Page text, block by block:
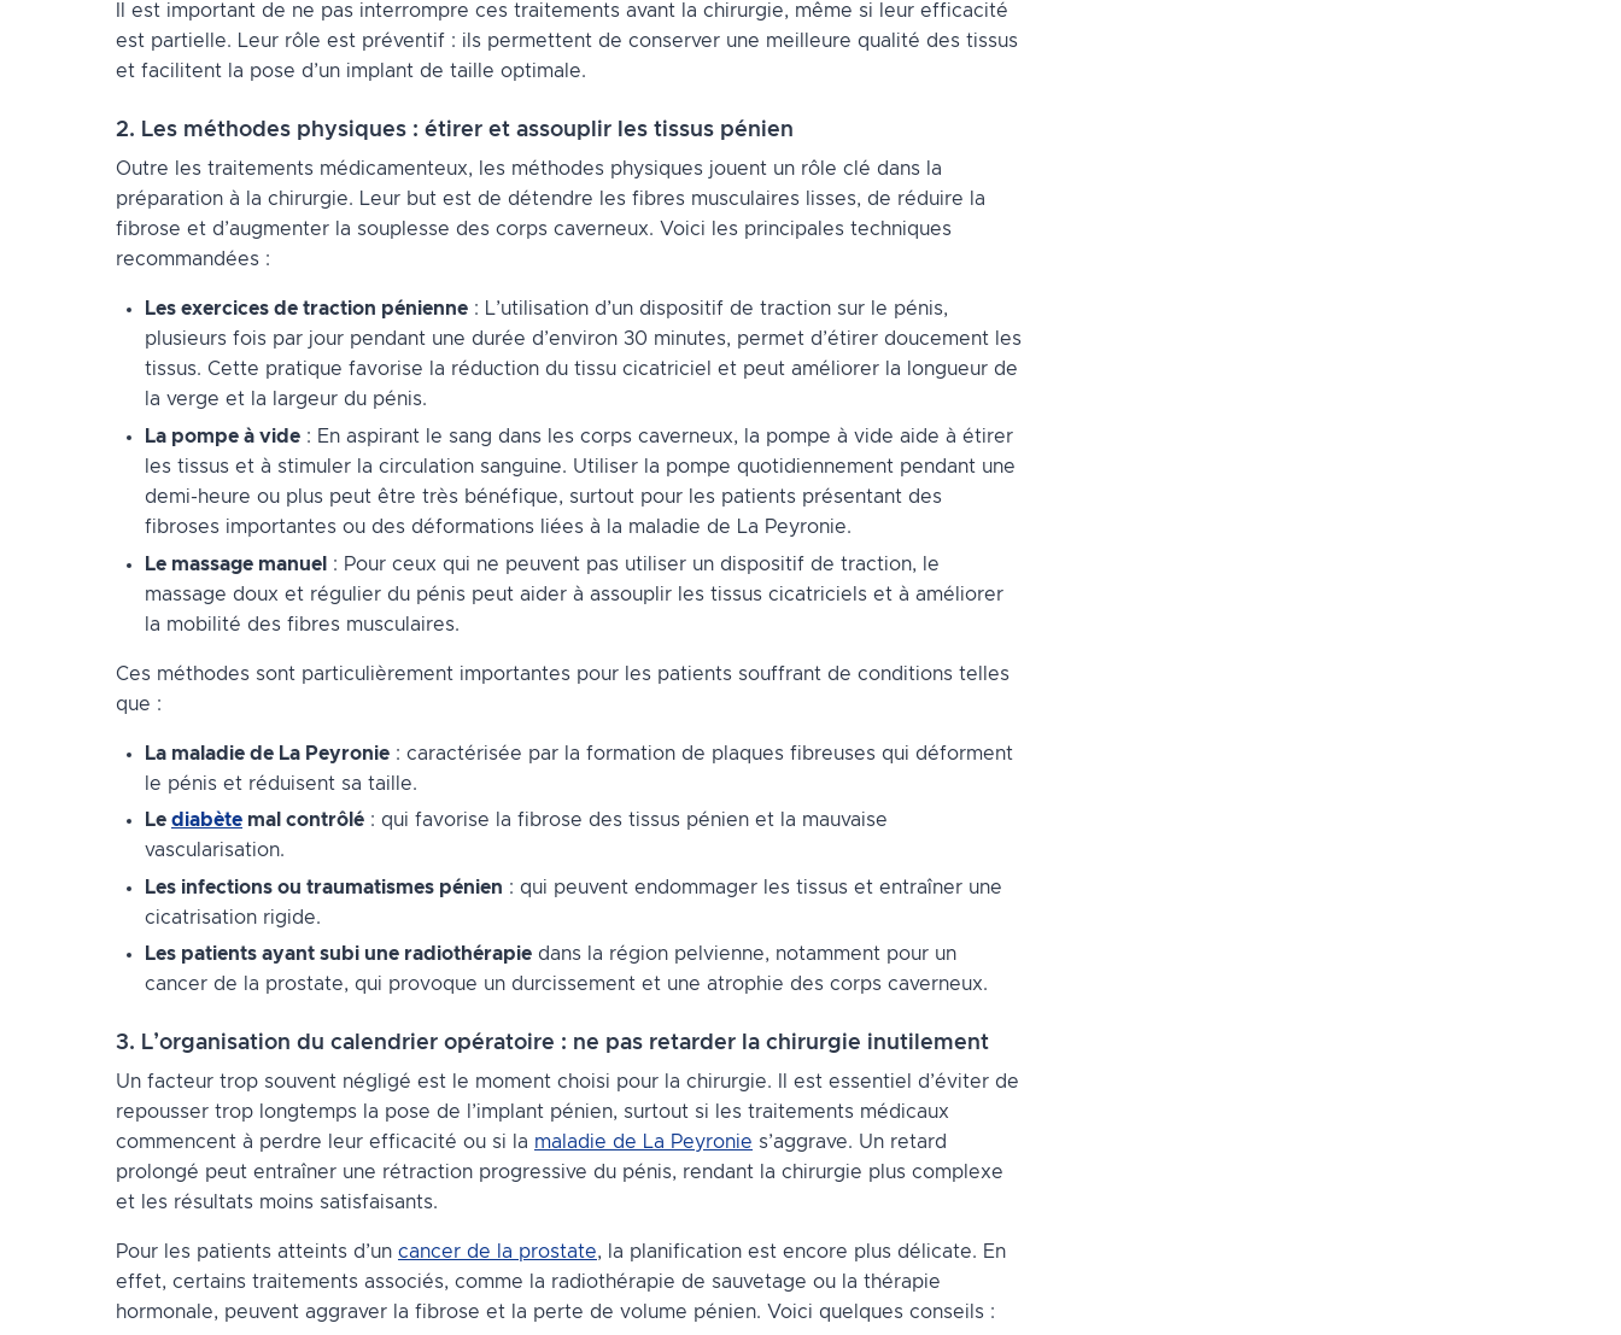
Il est important de ne pas interrompre ces traitements avant la chirurgie, même si leur efficacité
est partielle. Leur rôle est préventif : ils permettent de conserver une meilleure qualité des tissus
et facilitent la pose d’un implant de taille optimale.
2. Les méthodes physiques : étirer et assouplir les tissus pénien
Outre les traitements médicamenteux, les méthodes physiques jouent un rôle clé dans la
préparation à la chirurgie. Leur but est de détendre les fibres musculaires lisses, de réduire la
fibrose et d’augmenter la souplesse des corps caverneux. Voici les principales techniques
recommandées :
Les exercices de traction pénienne : L’utilisation d’un dispositif de traction sur le pénis,
plusieurs fois par jour pendant une durée d’environ 30 minutes, permet d’étirer doucement les
tissus. Cette pratique favorise la réduction du tissu cicatriciel et peut améliorer la longueur de
la verge et la largeur du pénis.
La pompe à vide : En aspirant le sang dans les corps caverneux, la pompe à vide aide à étirer
les tissus et à stimuler la circulation sanguine. Utiliser la pompe quotidiennement pendant une
demi-heure ou plus peut être très bénéfique, surtout pour les patients présentant des
fibroses importantes ou des déformations liées à la maladie de La Peyronie.
Le massage manuel
: Pour ceux qui ne peuvent pas utiliser un dispositif de traction, le
massage doux et régulier du pénis peut aider à assouplir les tissus cicatriciels et à améliorer
la mobilité des fibres musculaires.
Ces méthodes sont particulièrement importantes pour les patients souffrant de conditions telles
que :
La maladie de La Peyronie : caractérisée par la formation de plaques fibreuses qui déforment
le pénis et réduisent sa taille.
Le diabète mal contrôlé : qui favorise la fibrose des tissus pénien et la mauvaise
vascularisation.
Les infections ou traumatismes pénien : qui peuvent endommager les tissus et entraîner une
cicatrisation rigide.
Les patients ayant subi une radiothérapie dans la région pelvienne, notamment pour un
cancer de la prostate, qui provoque un durcissement et une atrophie des corps caverneux.
3. L’organisation du calendrier opératoire : ne pas retarder la chirurgie inutilement
Un facteur trop souvent négligé est le moment choisi pour la chirurgie. Il est essentiel d’éviter de
repousser trop longtemps la pose de l’implant pénien, surtout si les traitements médicaux
commencent à perdre leur efficacité ou si la maladie de La Peyronie s’aggrave. Un retard
prolongé peut entraîner une rétraction progressive du pénis, rendant la chirurgie plus complexe
et les résultats moins satisfaisants.
Pour les patients atteints d’un cancer de la prostate, la planification est encore plus délicate. En
effet, certains traitements associés, comme la radiothérapie de sauvetage ou la thérapie
hormonale, peuvent aggraver la fibrose et la perte de volume pénien. Voici quelques conseils :